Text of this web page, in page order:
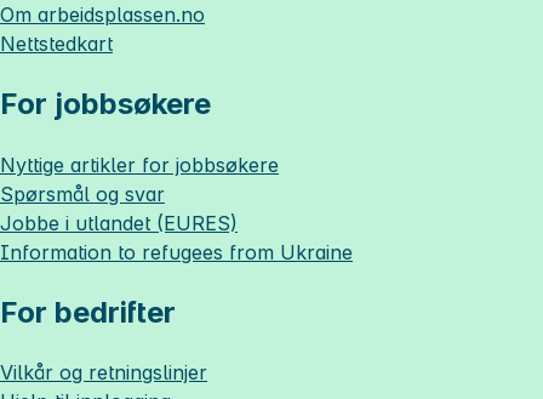
Om arbeidsplassen.no
Nettstedkart
For jobbsøkere
Nyttige artikler for jobbsøkere
Spørsmål og svar
Jobbe i utlandet (EURES)
Information to refugees from Ukraine
For bedrifter
Vilkår og retningslinjer